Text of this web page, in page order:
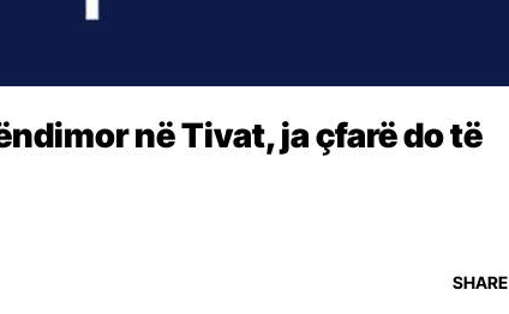
në Tivat, ja çfarë do të
SHARE